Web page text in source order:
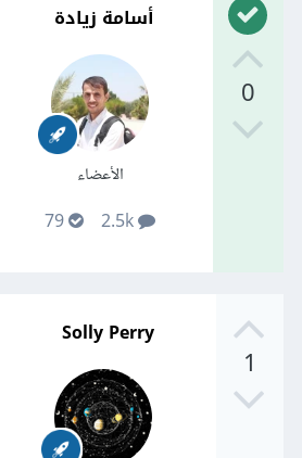
0
أسامة زيادة
الأعضاء
1
Solly Perry